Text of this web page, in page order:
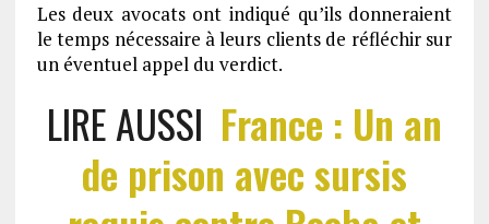
Les deux avocats ont indiqué qu’ils donneraient
le temps nécessaire à leurs clients de réfléchir sur
un éventuel appel du verdict.
LIRE AUSSI France : Un an
de prison avec sursis